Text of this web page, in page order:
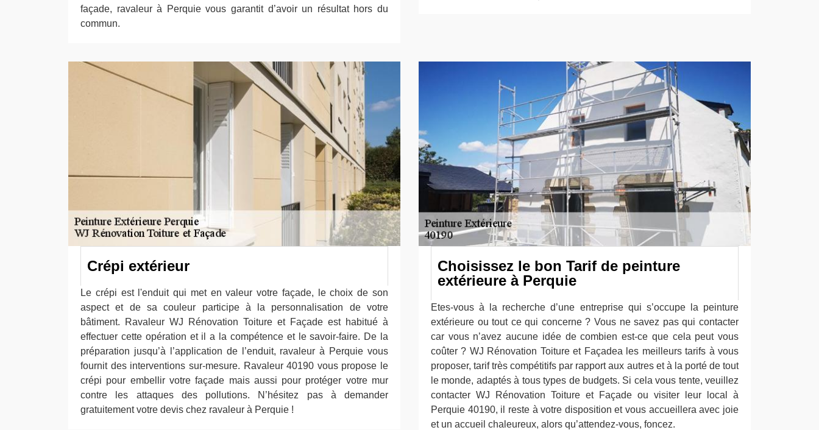
façade, ravaleur à Perquie vous garantit d’avoir un résultat hors du
commun.
Crépi extérieur
Le crépi est l'enduit qui met en valeur votre façade, le choix de son
aspect et de sa couleur participe à la personnalisation de votre
bâtiment. Ravaleur WJ Rénovation Toiture et Façade est habitué à
effectuer cette opération et il a la compétence et le savoir-faire. De la
préparation jusqu’à l’application de l’enduit, ravaleur à Perquie vous
fournit des interventions sur-mesure. Ravaleur 40190 vous propose le
crépi pour embellir votre façade mais aussi pour protéger votre mur
contre les attaques des pollutions. N’hésitez pas à demander
gratuitement votre devis chez ravaleur à Perquie !
Choisissez le bon Tarif de peinture
extérieure à Perquie
Etes-vous à la recherche d’une entreprise qui s’occupe la peinture
extérieure ou tout ce qui concerne ? Vous ne savez pas qui contacter
car vous n’avez aucune idée de combien est-ce que cela peut vous
coûter ? WJ Rénovation Toiture et Façadea les meilleurs tarifs à vous
proposer, tarif très compétitifs par rapport aux autres et à la porté de tout
le monde, adaptés à tous types de budgets. Si cela vous tente, veuillez
contacter WJ Rénovation Toiture et Façade ou visiter leur local à
Perquie 40190, il reste à votre disposition et vous accueillera avec joie
et un accueil chaleureux, alors qu’attendez-vous, foncez.